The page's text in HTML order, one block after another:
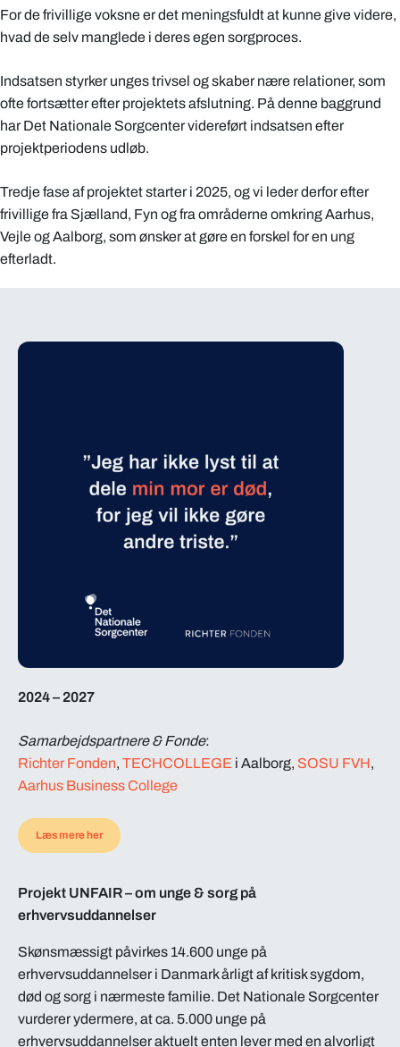
For de frivillige voksne er det meningsfuldt at kunne give videre,
hvad de selv manglede i deres egen sorgproces.
Indsatsen styrker unges trivsel og skaber nære relationer, som
ofte fortsætter efter projektets afslutning. På denne baggrund
har Det Nationale Sorgcenter videreført indsatsen efter
projektperiodens udløb.
Tredje fase af projektet starter i 2025, og vi leder derfor efter
frivillige fra Sjælland, Fyn og fra områderne omkring Aarhus,
Vejle og Aalborg, som ønsker at gøre en forskel for en ung
efterladt.
2024 – 2027
Samarbejdspartnere & Fonde:
Richter Fonden, TECHCOLLEGE i Aalborg, SOSU FVH,
Aarhus Business College
Læs mere her
Projekt UNFAIR – om unge & sorg på
erhvervsuddannelser
Skønsmæssigt påvirkes 14.600 unge på
erhvervsuddannelser i Danmark årligt af kritisk sygdom,
død og sorg i nærmeste familie. Det Nationale Sorgcenter
vurderer ydermere, at ca. 5.000 unge på
erhvervsuddannelser aktuelt enten lever med en alvorligt